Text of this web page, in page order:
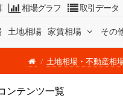
土地相場 家賃相場 その
相場グラフ 取引データ
土地相場・不動産相
ンテンツ一覧